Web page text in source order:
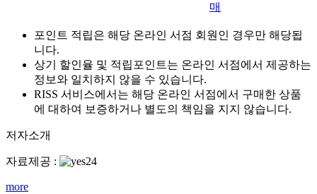
매
포인트 적립은 해당 온라인 서점 회원인 경우만 해당됩
니다.
상기 할인율 및 적립포인트는 온라인 서점에서 제공하는
정보와 일치하지 않을 수 있습니다.
RISS 서비스에서는 해당 온라인 서점에서 구매한 상품
에 대하여 보증하거나 별도의 책임을 지지 않습니다.
저자소개
자료제공 :
more